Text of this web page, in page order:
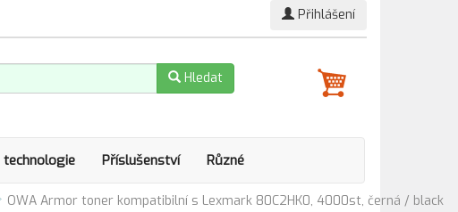
Přihlášení
Hledat
technologie Příslušenství Různé
OWA Armor toner kompatibilní s Lexmark 80C2HK0, 4000st, černá / black